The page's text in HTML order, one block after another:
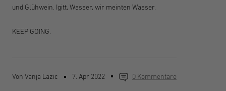
Von Vanja Lazic 7. Apr 2022 0 Kommentare
und Glühwein. Igitt, Wasser, wir meinten Wasser.
KEEP GOING.